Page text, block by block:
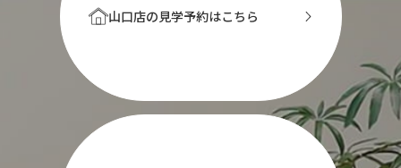
山口店の見学予約はこちら